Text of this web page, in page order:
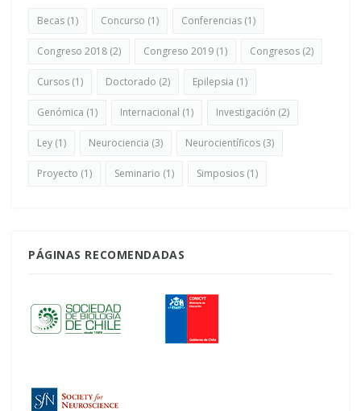
Becas (1) Concurso (1) Conferencias (1)
Congreso 2018 (2) Congreso 2019 (1) Congresos (2)
Cursos (1) Doctorado (2) Epilepsia (1)
Genómica (1) Internacional (1) Investigación (2)
Ley (1) Neurociencia (3) Neurocientíficos (3)
Proyecto (1) Seminario (1) Simposios (1)
PÁGINAS RECOMENDADAS